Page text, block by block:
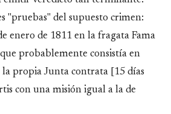
"pruebas" del supuesto crimen:
enero de 1811 en la fragata Fama
probablemente consistía en
propia Junta contrata [15 días
con una misión igual a la de